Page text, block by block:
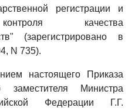
регистрации и
качества
(зарегистрировано в
N 735).
настоящего Приказа
Министра
Федерации Г.Г.